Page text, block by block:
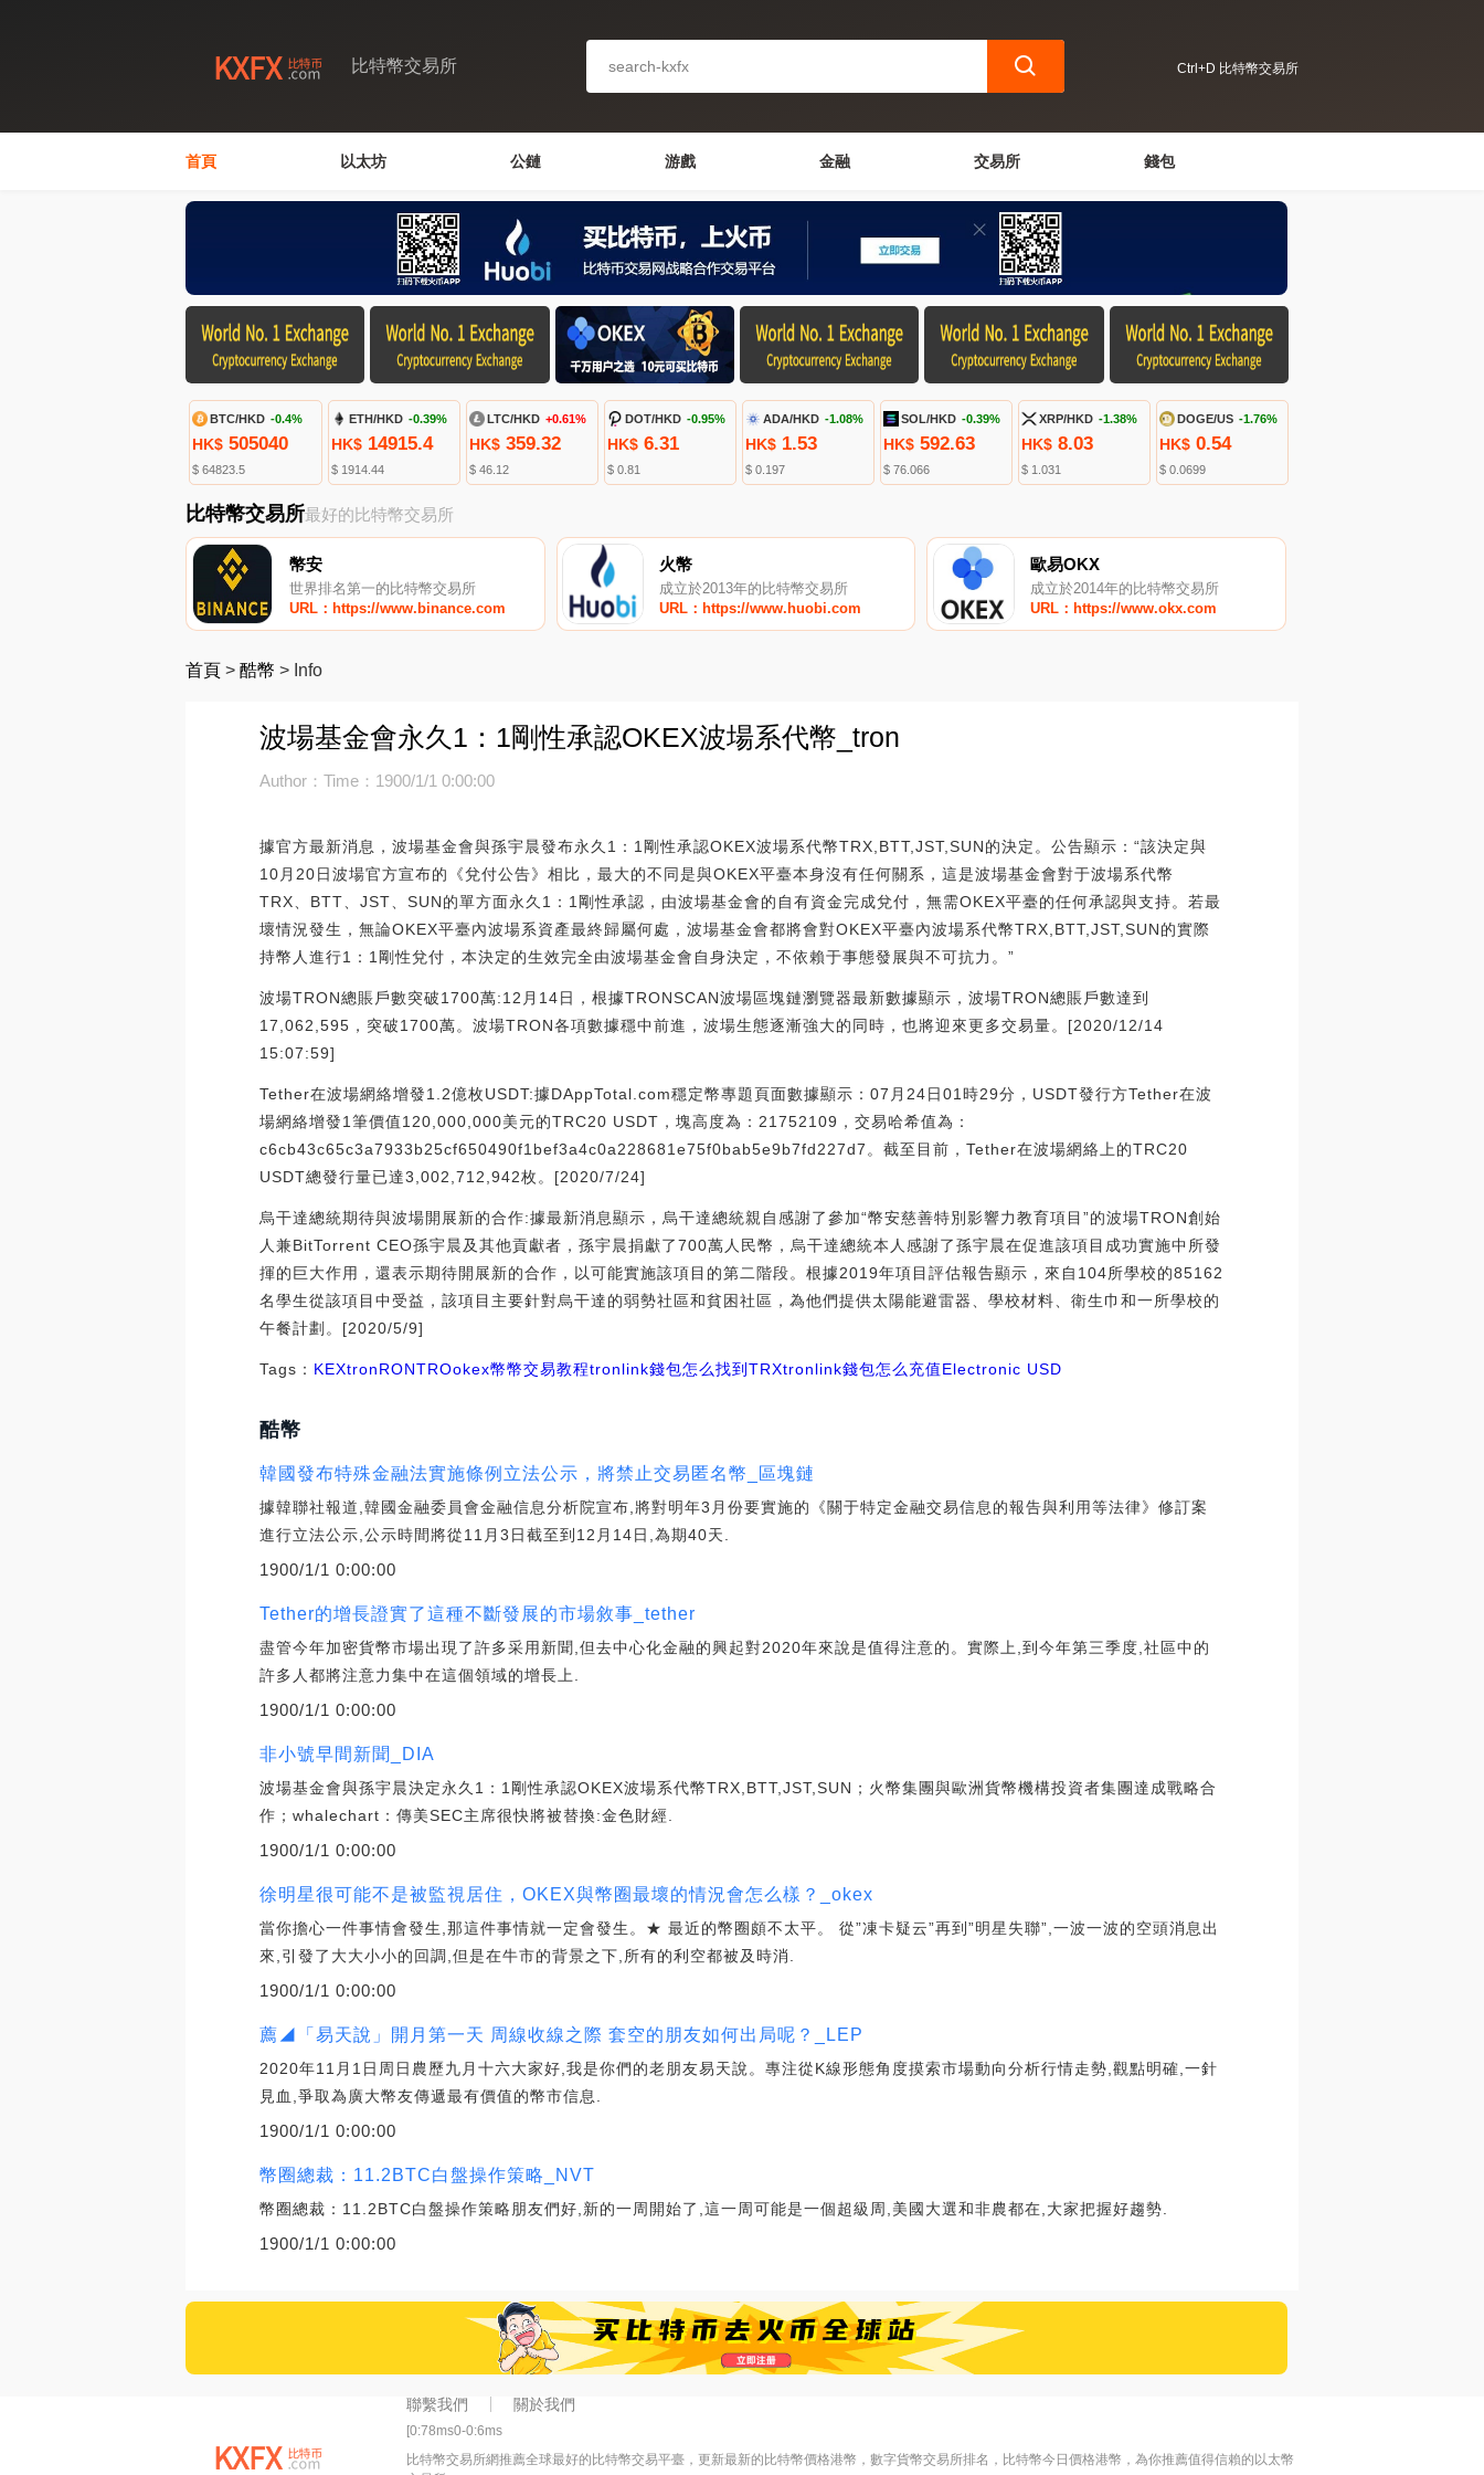
比特幣交易所 Ctrl+D 比特幣交易所
首頁 以太坊 公鏈 游戲 金融 交易所 錢包
BTC/HKD -0.4%
HK$ 505040
$ 64823.5
ETH/HKD -0.39%
HK$14915.4
$ 1914.44
LTC/HKD +0.61%
HK$359.32
$ 46.12
DOT/HKD -0.95%
HK$6.31
$ 0.81
ADA/HKD -1.08%
HK$1.53
$ 0.197
SOL/HKD -0.39%
HK$ 592.63
$ 76.066
XRP/HKD -1.38%
HK$ 8.03
$ 1.031
DOGE/US -1.76%
HK$ 0.54
$ 0.0699
比特幣交易所最好的比特幣交易所
幣安
世界排名第一的比特幣交易所
URL：https://www.binance.com
火幣
成立於2013年的比特幣交易所
URL：https://www.huobi.com
歐易OKX
成立於2014年的比特幣交易所
URL：https://www.okx.com
首頁 > 酷幣 > Info
波場基金會永久1：1剛性承認OKEX波場系代幣_tron
Author：Time：1900/1/1 0:00:00
據官方最新消息，波場基金會與孫宇晨發布永久1：1剛性承認OKEX波場系代幣TRX,BTT,JST,SUN的決定。公告顯示：“該決定與
10月20日波場官方宣布的《兌付公告》相比，最大的不同是與OKEX平臺本身沒有任何關系，這是波場基金會對于波場系代幣
TRX、BTT、JST、SUN的單方面永久1：1剛性承認，由波場基金會的自有資金完成兌付，無需OKEX平臺的任何承認與支持。若最
壞情況發生，無論OKEX平臺內波場系資產最終歸屬何處，波場基金會都將會對OKEX平臺內波場系代幣TRX,BTT,JST,SUN的實際
持幣人進行1：1剛性兌付，本決定的生效完全由波場基金會自身決定，不依賴于事態發展與不可抗力。”
波場TRON總賬戶數突破1700萬:12月14日，根據TRONSCAN波場區塊鏈瀏覽器最新數據顯示，波場TRON總賬戶數達到
17,062,595，突破1700萬。波場TRON各項數據穩中前進，波場生態逐漸強大的同時，也將迎來更多交易量。[2020/12/14
15:07:59]
Tether在波場網絡增發1.2億枚USDT:據DAppTotal.com穩定幣專題頁面數據顯示：07月24日01時29分，USDT發行方Tether在波
場網絡增發1筆價值120,000,000美元的TRC20 USDT，塊高度為：21752109，交易哈希值為：
c6cb43c65c3a7933b25cf650490f1bef3a4c0a228681e75f0bab5e9b7fd227d7。截至目前，Tether在波場網絡上的TRC20
USDT總發行量已達3,002,712,942枚。[2020/7/24]
烏干達總統期待與波場開展新的合作:據最新消息顯示，烏干達總統親自感謝了參加“幣安慈善特別影響力教育項目”的波場TRON創始
人兼BitTorrent CEO孫宇晨及其他貢獻者，孫宇晨捐獻了700萬人民幣，烏干達總統本人感謝了孫宇晨在促進該項目成功實施中所發
揮的巨大作用，還表示期待開展新的合作，以可能實施該項目的第二階段。根據2019年項目評估報告顯示，來自104所學校的85162
名學生從該項目中受益，該項目主要針對烏干達的弱勢社區和貧困社區，為他們提供太陽能避雷器、學校材料、衛生巾和一所學校的
午餐計劃。[2020/5/9]
Tags： KEXtronRONTROokex幣幣交易教程tronlink錢包怎么找到TRXtronlink錢包怎么充值Electronic USD
酷幣
韓國發布特殊金融法實施條例立法公示，將禁止交易匿名幣_區塊鏈
據韓聯社報道,韓國金融委員會金融信息分析院宣布,將對明年3月份要實施的《關于特定金融交易信息的報告與利用等法律》修訂案
進行立法公示,公示時間將從11月3日截至到12月14日,為期40天.
1900/1/1 0:00:00
Tether的增長證實了這種不斷發展的市場敘事_tether
盡管今年加密貨幣市場出現了許多采用新聞,但去中心化金融的興起對2020年來說是值得注意的。實際上,到今年第三季度,社區中的
許多人都將注意力集中在這個領域的增長上.
1900/1/1 0:00:00
非小號早間新聞_DIA
波場基金會與孫宇晨決定永久1：1剛性承認OKEX波場系代幣TRX,BTT,JST,SUN；火幣集團與歐洲貨幣機構投資者集團達成戰略合
作；whalechart：傳美SEC主席很快將被替換:金色財經.
1900/1/1 0:00:00
徐明星很可能不是被監視居住，OKEX與幣圈最壞的情況會怎么樣？_okex
當你擔心一件事情會發生,那這件事情就一定會發生。★ 最近的幣圈頗不太平。 從”凍卡疑云”再到”明星失聯”,一波一波的空頭消息出
來,引發了大大小小的回調,但是在牛市的背景之下,所有的利空都被及時消.
1900/1/1 0:00:00
薦◢「易天說」開月第一天 周線收線之際 套空的朋友如何出局呢？_LEP
2020年11月1日周日農歷九月十六大家好,我是你們的老朋友易天說。專注從K線形態角度摸索市場動向分析行情走勢,觀點明確,一針
見血,爭取為廣大幣友傳遞最有價值的幣市信息.
1900/1/1 0:00:00
幣圈總裁：11.2BTC白盤操作策略_NVT
幣圈總裁：11.2BTC白盤操作策略朋友們好,新的一周開始了,這一周可能是一個超級周,美國大選和非農都在,大家把握好趨勢.
1900/1/1 0:00:00
聯繫我們 關於我們
[0:78ms0-0:6ms
比特幣交易所網推薦全球最好的比特幣交易平臺，更新最新的比特幣價格港幣，數字貨幣交易所排名，比特幣今日價格港幣，為你推薦值得信賴的以太幣